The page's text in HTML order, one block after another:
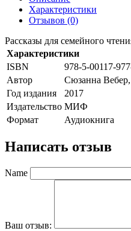
Характеристики
Отзывов (0)
Рассказы для семейного
Характеристики
ISBN
978-5-00117-
Автор
Сюзанна
Год издания
2017
Издательство МИФ
Формат
Аудиокнига
Написать отзыв
Name
Ваш отзыв: